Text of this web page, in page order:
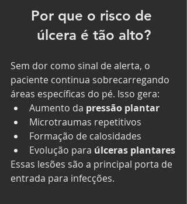
Por que o risco de
úlcera é tão alto?
Sem dor como sinal de alerta, o
paciente continua sobrecarregando
áreas específicas do pé. Isso gera:
Aumento da pressão plantar
Microtraumas repetitivos
Formação de calosidades
Evolução para úlceras plantares
Essas lesões são a principal porta de
entrada para infecções.